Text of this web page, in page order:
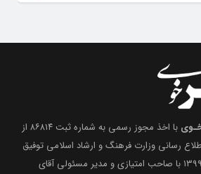
با اخذ مجوز رسمی به شماره ثبت ۸۶۸۱۴ از
رسانی وزارت فرهنگ و ارشاد اسلامی توفیق
یافت از ۲۰ مرداد ماه سال ۱۳۹۹ با صاحب امتیازی و مدیر مسئولی آقای